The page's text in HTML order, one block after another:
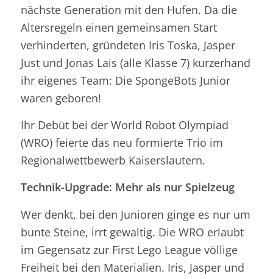
nächste Generation mit den Hufen. Da die
Altersregeln einen gemeinsamen Start
verhinderten, gründeten Iris Toska, Jasper
Just und Jonas Lais (alle Klasse 7) kurzerhand
ihr eigenes Team: Die SpongeBots Junior
waren geboren!
Ihr Debüt bei der World Robot Olympiad
(WRO) feierte das neu formierte Trio im
Regionalwettbewerb Kaiserslautern.
Technik-Upgrade: Mehr als nur Spielzeug
Wer denkt, bei den Junioren ginge es nur um
bunte Steine, irrt gewaltig. Die WRO erlaubt
im Gegensatz zur First Lego League völlige
Freiheit bei den Materialien. Iris, Jasper und